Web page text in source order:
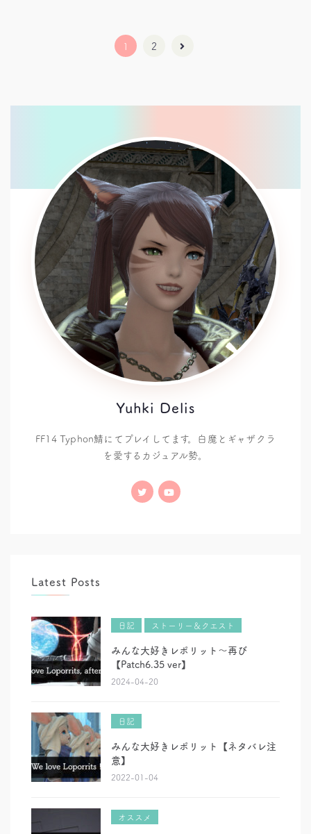
1 2
Yuhki Delis
FF14 Typhon鯖にてプレイしてます。白魔とギャザクラ
を愛するカジュアル勢。
Latest Posts
日記 ストーリー＆クエスト
みんな大好きレポリット～再び
【Patch6.35 ver】
2024-04-20
日記
みんな大好きレポリット【ネタバレ注
意】
2022-01-04
オススメ